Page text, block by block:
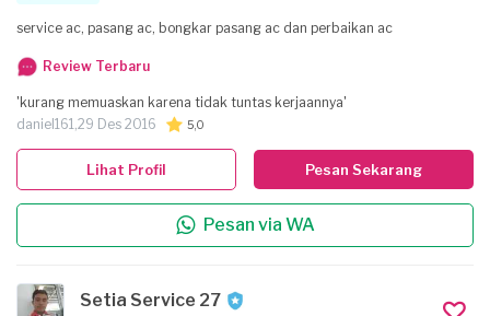
service ac, pasang ac, bongkar pasang ac dan perbaikan ac
Review Terbaru
'kurang memuaskan karena tidak tuntas kerjaannya'
daniel161,29 Des 2016 5,0
Pesan Sekarang
Pesan via WA
Lihat Profil
Setia Service 27